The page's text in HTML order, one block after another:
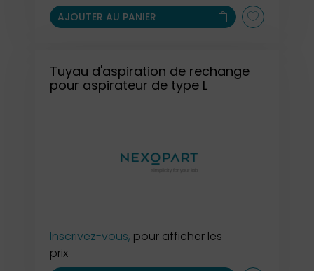
AJOUTER AU PANIER
Tuyau d'aspiration de rechange
pour aspirateur de type L
Inscrivez-vous, pour afficher les
prix